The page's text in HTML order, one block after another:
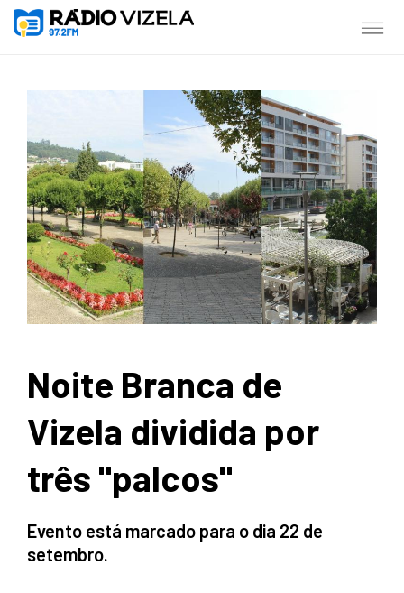
Noite Branca de
Vizela dividida por
três "palcos"
Evento está marcado para o dia 22 de
setembro.